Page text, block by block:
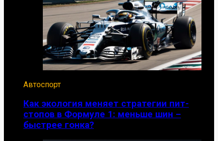
Автоспорт
Как экология меняет стратегии пит-
стопов в Формуле 1: меньше шин –
быстрее гонка?